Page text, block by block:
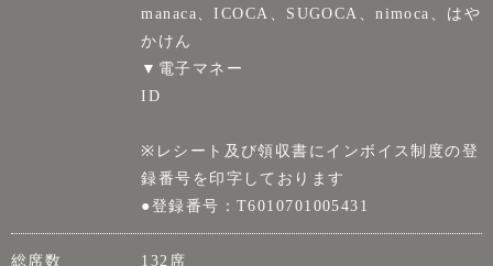
manaca、ICOCA、SUGOCA、nimoca、はや
かけん
▼電子マネー
ID
※レシート及び領収書にインボイス制度の登
録番号を印字しております
●登録番号：T6010701005431
総席数
132席